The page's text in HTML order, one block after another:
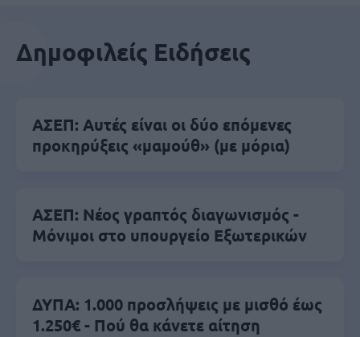
Δημοφιλείς Ειδήσεις
ΑΣΕΠ: Αυτές είναι οι δύο επόμενες
προκηρύξεις «μαμούθ» (με μόρια)
ΑΣΕΠ: Νέος γραπτός διαγωνισμός -
Μόνιμοι στο υπουργείο Εξωτερικών
ΔΥΠΑ: 1.000 προσλήψεις με μισθό έως
1.250€ - Πού θα κάνετε αίτηση